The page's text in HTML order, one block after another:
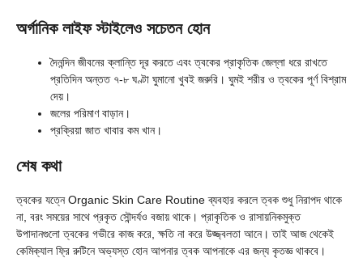
অর্গানিক লাইফ স্টাইলেও সচেতন হোন
দৈনন্দিন জীবনের ক্লান্তি দূর করতে এবং ত্বকের প্রাকৃতিক জেল্লা ধরে রাখতে
প্রতিদিন অন্তত ৭-৮ ঘণ্টা ঘুমানো খুবই জরুরি। ঘুমই শরীর ও ত্বকের পূর্ণ বিশ্রাম
দেয়।
জলের পরিমাণ বাড়ান।
প্রক্রিয়া জাত খাবার কম খান।
শেষ কথা
ত্বকের যত্নে Organic Skin Care Routine ব্যবহার করলে ত্বক শুধু নিরাপদ থাকে
না, বরং সময়ের সাথে প্রকৃত সৌন্দর্যও বজায় থাকে। প্রাকৃতিক ও রাসায়নিকমুক্ত
উপাদানগুলো ত্বকের গভীরে কাজ করে, ক্ষতি না করে উজ্জ্বলতা আনে। তাই আজ থেকেই
কেমিক্যাল ফ্রি রুটিনে অভ্যস্ত হোন আপনার ত্বক আপনাকে এর জন্য কৃতজ্ঞ থাকবে।